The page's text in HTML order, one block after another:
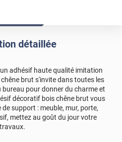
détaillée
adhésif haute qualité imitation
brut s'invite dans toutes les
bureau pour donner du charme et
décoratif bois chêne brut vous
support : meuble, mur, porte,
mettez au goût du jour votre